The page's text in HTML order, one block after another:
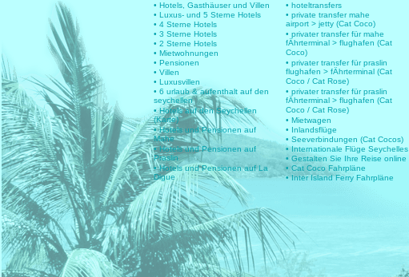
• Hotels, Gasthäuser und Villen
• Luxus- und 5 Sterne Hotels
• 4 Sterne Hotels
• 3 Sterne Hotels
• 2 Sterne Hotels
• Mietwohnungen
• Pensionen
• Villen
• Luxusvillen
• 6 urlaub & aufenthalt auf den
seychellen
• Hotels auf den Seychellen
(Karte)
• Hotels und Pensionen auf
Mahe
• Hotels und Pensionen auf
Praslin
• Hotels und Pensionen auf La
Digue
• hoteltransfers
• private transfer mahe
airport > jetty (Cat Coco)
• privater transfer für mahe
fÄhrterminal > flughafen (Cat
Coco)
• privater transfer für praslin
flughafen > fÄhrterminal (Cat
Coco / Cat Rose)
• privater transfer für praslin
fÄhrterminal > flughafen (Cat
Coco / Cat Rose)
• Mietwagen
• Inlandsflüge
• Seeverbindungen (Cat Cocos)
• Internationale Flüge Seychelles
• Gestalten Sie Ihre Reise online
• Cat Coco Fahrpläne
• Inter Island Ferry Fahrpläne